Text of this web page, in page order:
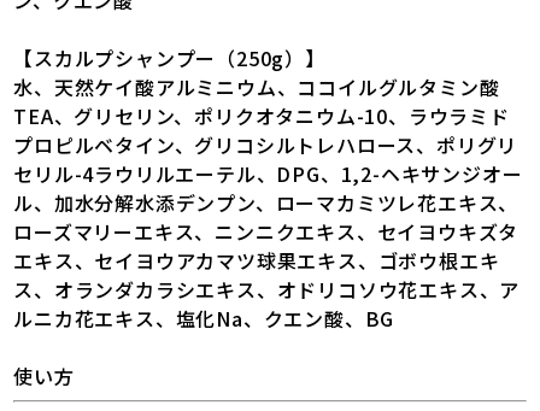
【スカルプシャンプー（250g）】
水、天然ケイ酸アルミニウム、ココイルグルタミン酸
TEA、グリセリン、ポリクオタニウム-10、ラウラミド
プロピルベタイン、グリコシルトレハロース、ポリグリ
セリル-4ラウリルエーテル、DPG、1,2-ヘキサンジオー
ル、加水分解水添デンプン、ローマカミツレ花エキス、
ローズマリーエキス、ニンニクエキス、セイヨウキズタ
エキス、セイヨウアカマツ球果エキス、ゴボウ根エキ
ス、オランダカラシエキス、オドリコソウ花エキス、ア
ルニカ花エキス、塩化Na、クエン酸、BG
使い方